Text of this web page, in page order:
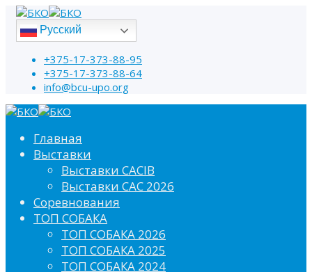
Русский
+375-17-373-88-95
+375-17-373-88-64
info@bcu-upo.org
Главная
Выставки
Выставки CACIB
Выставки САС 2026
Соревнования
ТОП СОБАКА
ТОП СОБАКА 2026
ТОП СОБАКА 2025
ТОП СОБАКА 2024